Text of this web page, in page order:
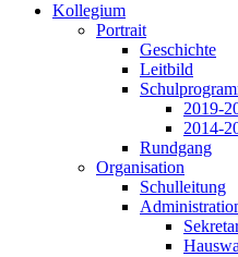
Kollegium
Portrait
Geschichte
Leitbild
2019-
2014-
Rundgang
Organisation
Schulleitung